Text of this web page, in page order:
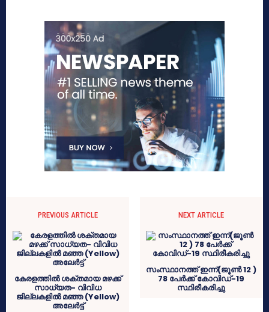
PREVIOUS ARTICLE
കേരളത്തിൽ ശക്തമായ മഴക്ക്
സാധ്യത- വിവിധ
ജില്ലകളിൽ മഞ്ഞ (Yellow)
അലേർട്ട്
NEXT ARTICLE
സംസ്ഥാനത്ത് ഇന്ന്(ജൂൺ 12 )
78 പേര്‍ക്ക് കോവിഡ്-19
സ്ഥിരീകരിച്ചു